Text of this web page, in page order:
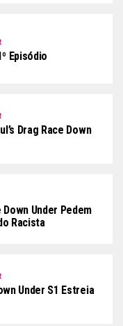
Episódio
Drag Race Down
Down Under Pedem
Racista
Under S1 Estreia